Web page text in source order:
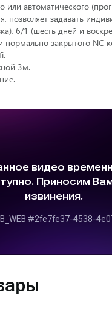
или автоматического
позволяет задавать
6/1 (шесть дней и
закрытого NC
3м.